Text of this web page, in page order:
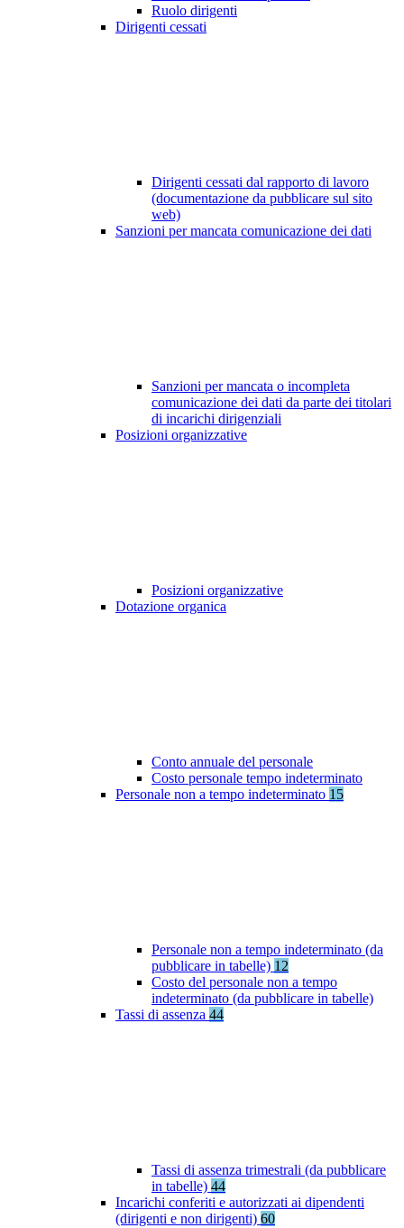
Ruolo dirigenti
Dirigenti cessati
Dirigenti cessati dal rapporto di lavoro
(documentazione da pubblicare sul sito
web)
Sanzioni per mancata comunicazione dei dati
Sanzioni per mancata o incompleta
comunicazione dei dati da parte dei titolari
di incarichi dirigenziali
Posizioni organizzative
Posizioni organizzative
Dotazione organica
Conto annuale del personale
Costo personale tempo indeterminato
Personale non a tempo indeterminato 15
Personale non a tempo indeterminato (da
pubblicare in tabelle) 12
Costo del personale non a tempo
indeterminato (da pubblicare in tabelle)
Tassi di assenza 44
Tassi di assenza trimestrali (da pubblicare
in tabelle) 44
Incarichi conferiti e autorizzati ai dipendenti
(dirigenti e non dirigenti) 60